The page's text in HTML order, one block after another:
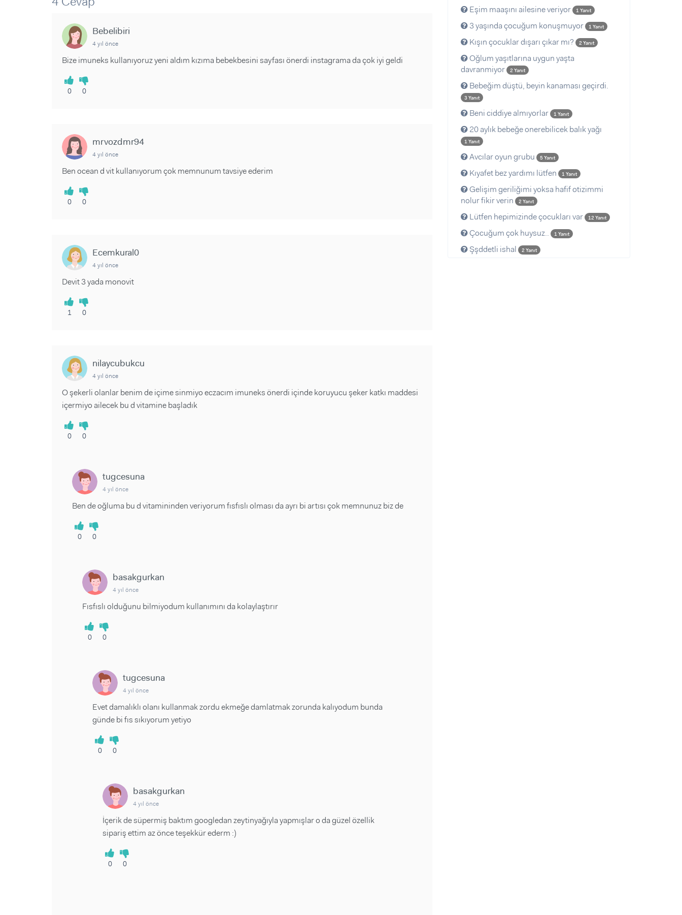
Sorular ve Yanıtlar
Bebelibiri
4 yıl önce
Bize imuneks kullanıyoruz yeni aldım kızıma bebekbesini sayfası önerdi instagrama da çok iyi geldi
0 0
mrvozdmr94
4 yıl önce
Ben ocean d vit kullanıyorum çok memnunum tavsiye ederim
0 0
Ecemkural0
4 yıl önce
Devit 3 yada monovit
1 0
nilaycubukcu
4 yıl önce
O şekerli olanlar benim de içime sinmiyo eczacım imuneks önerdi içinde koruyucu şeker katkı maddesi
içermiyo ailecek bu d vitamine başladık
0 0
tugcesuna
4 yıl önce
Ben de oğluma bu d vitamininden veriyorum fısfıslı olması da ayrı bi artısı çok memnunuz biz de
0 0
basakgurkan
4 yıl önce
Fısfıslı olduğunu bilmiyodum kullanımını da kolaylaştırır
0 0
tugcesuna
4 yıl önce
Evet damalıklı olanı kullanmak zordu ekmeğe damlatmak zorunda kalıyodum bunda
günde bi fıs sıkıyorum yetiyo
0 0
basakgurkan
4 yıl önce
İçerik de süpermiş baktım googledan zeytinyağıyla yapmışlar o da güzel özellik
sipariş ettim az önce teşekkür ederm :)
0 0
Eşim maaşını ailesine veriyor 1 Yanıt
3 yaşında çocuğum konuşmuyor 1 Yanıt
Kışın çocuklar dışarı çıkar mı? 2 Yanıt
Oğlum yaşıtlarına uygun yaşta
davranmiyor
2 Yanıt
Bebeğim düştü, beyin kanaması geçirdi.
3 Yanıt
Beni ciddiye almıyorlar 1 Yanıt
20 aylık bebeğe onerebilicek balık yağı
1 Yanıt
Avcılar oyun grubu 5 Yanıt
Kıyafet bez yardımı lütfen 1 Yanıt
Gelişim geriliğimi yoksa hafif otizimmi
nolur fikir verin
2 Yanıt
Lütfen hepimizinde çocukları var 12 Yanıt
Çocuğum çok huysuz.. 1 Yanıt
Şşddetli ishal 2 Yanıt